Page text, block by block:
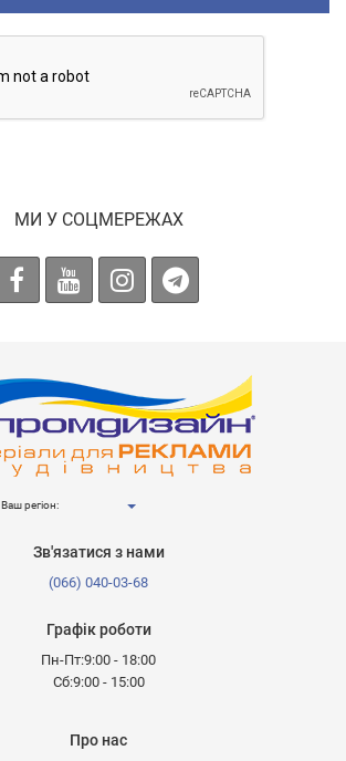
МИ У СОЦМЕРЕЖАХ
Ваш регіон:
Зв'язатися з нами
(066) 040-03-68
Графік роботи
Пн-Пт:9:00 - 18:00
Сб:9:00 - 15:00
Про нас